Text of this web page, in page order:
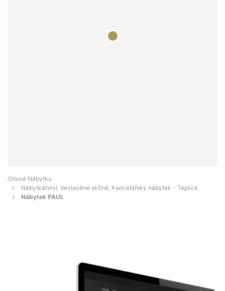
Orlové Nábytku
Nábytkářství, Vestavěné skříně, Kancelářský nábytek - Teplice
Nábytek PAUL